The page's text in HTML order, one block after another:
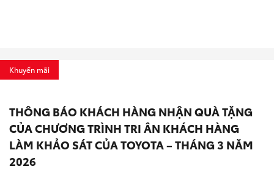
Khuyến mãi
THÔNG BÁO KHÁCH HÀNG NHẬN QUÀ TẶNG
CỦA CHƯƠNG TRÌNH TRI ÂN KHÁCH HÀNG
LÀM KHẢO SÁT CỦA TOYOTA – THÁNG 3 NĂM
2026